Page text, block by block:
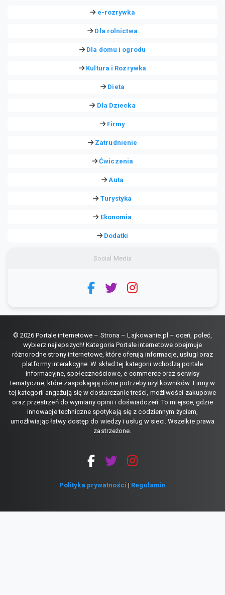
e-rozrywka
Dla rolnictwa
Dla domu i ogrodu
Kultura i Rozrywka
Dieta
Dla Dziecka
Firmy
Zatrudnienie
Ćwiczenia
Auta
Turystyka
Ekonomia
Dodatki
Social Media
© 2026 Portale internetowe – Strona – Lajkowanie.pl – oceń, poleć,
wybierz najlepszych! Kategoria Portale internetowe obejmuje
różnorodne strony internetowe, które oferują informacje, usługi oraz
platformy interakcyjne. W skład tej kategorii wchodzą portale
informacyjne, społecznościowe, e-commerce oraz serwisy
tematyczne, które zaspokajają różne potrzeby użytkowników. Firmy w
tej kategorii angażują się w dostarczanie treści, możliwości zakupowe
oraz przestrzeń do wymiany opinii i doświadczeń. To miejsce, gdzie
innowacje techniczne spotykają się z codziennym życiem,
umożliwiając łatwy dostęp do wiedzy i usług w sieci. Wszelkie prawa
zastrzeżone.
Polityka prywatności | Regulamin